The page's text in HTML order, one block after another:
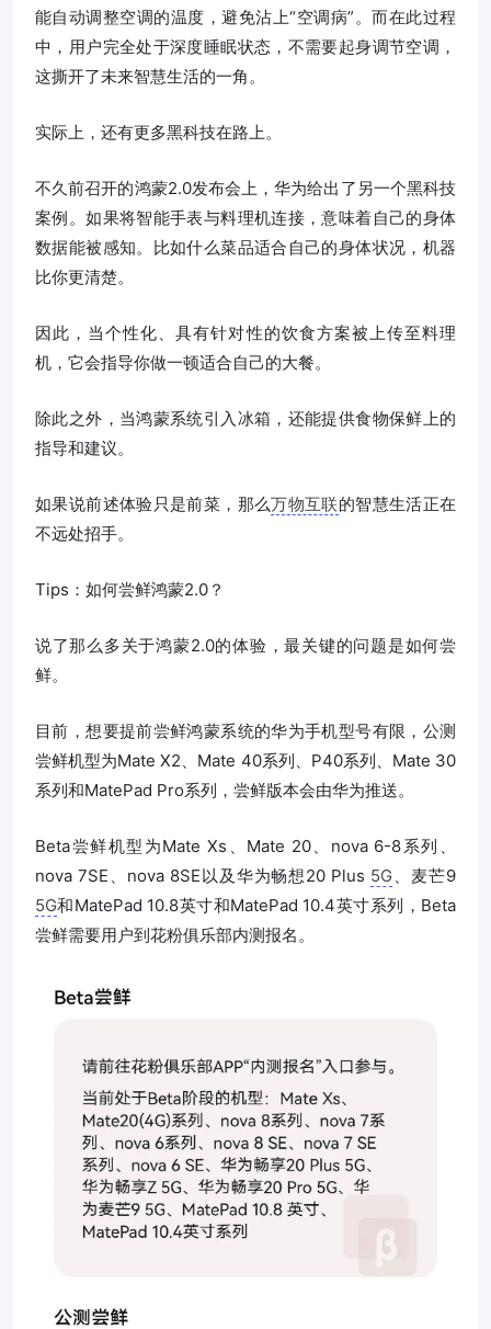
能自动调整空调的温度，避免沾上“空调病”。而在此过程
中，用户完全处于深度睡眠状态，不需要起身调节空调，
这撕开了未来智慧生活的一角。
实际上，还有更多黑科技在路上。
不久前召开的鸿蒙2.0发布会上，华为给出了另一个黑科技
案例。如果将智能手表与料理机连接，意味着自己的身体
数据能被感知。比如什么菜品适合自己的身体状况，机器
比你更清楚。
因此，当个性化、具有针对性的饮食方案被上传至料理
机，它会指导你做一顿适合自己的大餐。
除此之外，当鸿蒙系统引入冰箱，还能提供食物保鲜上的
指导和建议。
如果说前述体验只是前菜，那么万物互联的智慧生活正在
不远处招手。
Tips：如何尝鲜鸿蒙2.0？
说了那么多关于鸿蒙2.0的体验，最关键的问题是如何尝
鲜。
目前，想要提前尝鲜鸿蒙系统的华为手机型号有限，公测
尝鲜机型为Mate X2、Mate 40系列、P40系列、Mate 30
系列和MatePad Pro系列，尝鲜版本会由华为推送。
Beta尝鲜机型为Mate Xs、Mate 20、nova 6-8系列、
nova 7SE、nova 8SE以及华为畅想20 Plus 5G、麦芒9
5G和MatePad 10.8英寸和MatePad 10.4英寸系列，Beta
尝鲜需要用户到花粉俱乐部内测报名。